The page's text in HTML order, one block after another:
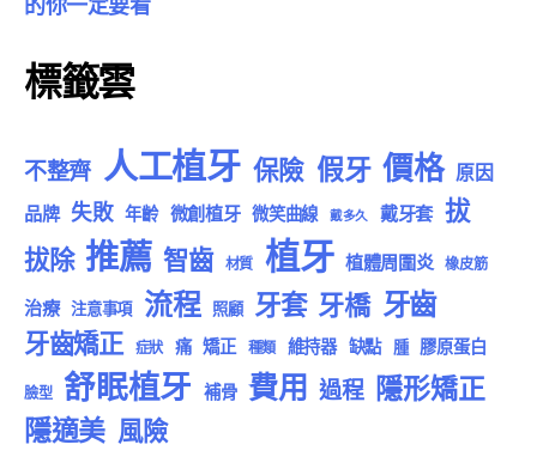
標籤雲
不整齊 人工植牙 保險 假牙 價格 原因
品牌 失敗 年齡 微創植牙 微笑曲線 戴多久 戴牙套 拔
拔除 推薦 智齒 材質 植牙 植體周圍炎 橡皮筋
治療 注意事項 流程 照顧 牙套 牙橋 牙齒
牙齒矯正 症狀 痛 矯正 種類 維持器 缺點 腫 膠原蛋白
臉型 舒眠植牙 補骨 費用 過程 隱形矯正
隱適美 風險